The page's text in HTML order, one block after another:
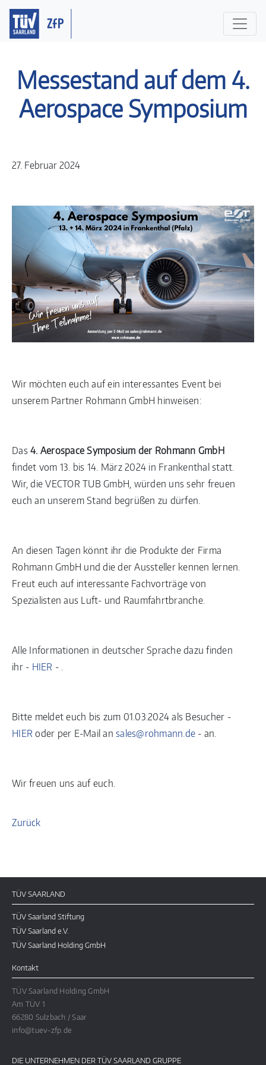
Messestand auf dem 4.
Aerospace Symposium
27. Februar 2024
Wir möchten euch auf ein interessantes Event bei
unserem Partner Rohmann GmbH hinweisen:
Das 4. Aerospace Symposium der Rohmann GmbH
findet vom 13. bis 14. März 2024 in Frankenthal statt.
Wir, die VECTOR TUB GmbH, würden uns sehr freuen
euch an unserem Stand begrüßen zu dürfen.
An diesen Tagen könnt ihr die Produkte der Firma
Rohmann GmbH und die der Aussteller kennen lernen.
Freut euch auf interessante Fachvorträge von
Spezialisten aus Luft- und Raumfahrtbranche.
Alle Informationen in deutscher Sprache dazu finden
ihr - HIER - .
Bitte meldet euch bis zum 01.03.2024 als Besucher -
HIER oder per E-Mail an sales@rohmann.de - an.
Wir freuen uns auf euch.
Zurück
TÜV SAARLAND
TÜV Saarland Stiftung
TÜV Saarland e.V.
TÜV Saarland Holding GmbH
Kontakt
TÜV Saarland Holding GmbH
Am TÜV 1
66280 Sulzbach / Saar
info@tuev-zfp.de
DIE UNTERNEHMEN DER TÜV SAARLAND GRUPPE